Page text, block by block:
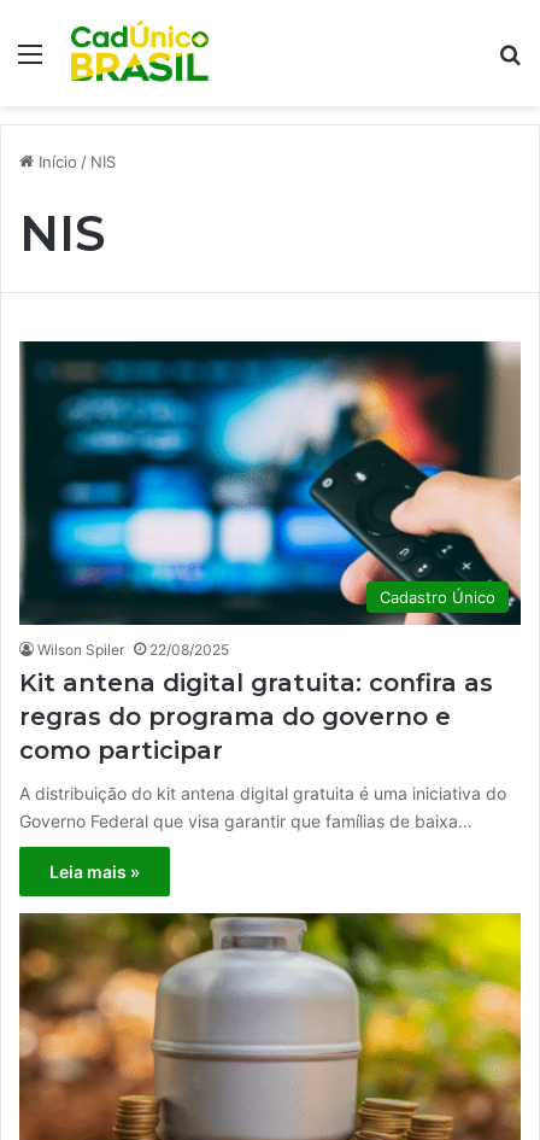
Menu
Início / NIS
NIS
Cadastro Único
Wilson Spiler 22/08/2025
Kit antena digital gratuita: confira as
regras do programa do governo e
como participar
A distribuição do kit antena digital gratuita é uma iniciativa do
Governo Federal que visa garantir que famílias de baixa…
Leia mais »